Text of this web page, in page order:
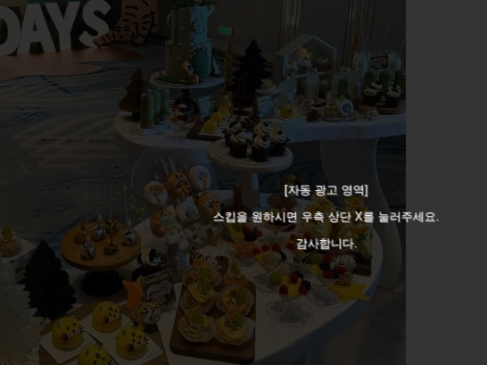
[자동 광고 영역]
스킵을 원하시면 우측 상단 X를 눌러주세요.
감사합니다.